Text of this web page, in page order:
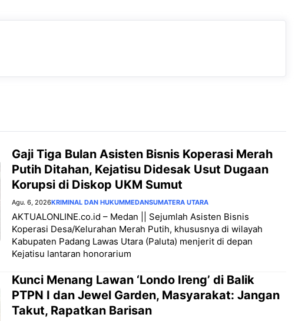
‎Gaji Tiga Bulan Asisten Bisnis Koperasi Merah
Putih Ditahan, Kejatisu Didesak Usut Dugaan
Korupsi di Diskop UKM Sumut
Agu. 6, 2026KRIMINAL DAN HUKUMMEDANSUMATERA UTARA
‎AKTUALONLINE.co.id – Medan || Sejumlah Asisten Bisnis
Koperasi Desa/Kelurahan Merah Putih, khususnya di wilayah
Kabupaten Padang Lawas Utara (Paluta) menjerit di depan
Kejatisu lantaran honorarium
‎Kunci Menang Lawan ‘Londo Ireng’ di Balik
PTPN I dan Jewel Garden, Masyarakat: Jangan
Takut, Rapatkan Barisan